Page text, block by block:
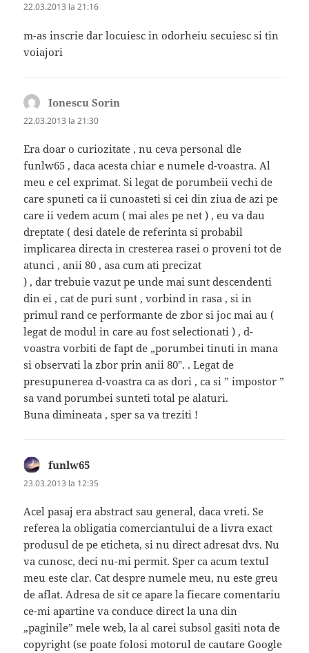
22.03.2013 la 21:16
m-as inscrie dar locuiesc in odorheiu secuiesc si tin
voiajori
Ionescu Sorin
22.03.2013 la 21:30
Era doar o curiozitate , nu ceva personal dle
funlw65 , daca acesta chiar e numele d-voastra. Al
meu e cel exprimat. Si legat de porumbeii vechi de
care spuneti ca ii cunoasteti si cei din ziua de azi pe
care ii vedem acum ( mai ales pe net ) , eu va dau
dreptate ( desi datele de referinta si probabil
implicarea directa in cresterea rasei o proveni tot de
atunci , anii 80 , asa cum ati precizat
) , dar trebuie vazut pe unde mai sunt descendenti
din ei , cat de puri sunt , vorbind in rasa , si in
primul rand ce performante de zbor si joc mai au (
legat de modul in care au fost selectionati ) , d-
voastra vorbiti de fapt de „porumbei tinuti in mana
si observati la zbor prin anii 80″. . Legat de
presupunerea d-voastra ca as dori , ca si ” impostor ”
sa vand porumbei sunteti total pe alaturi.
Buna dimineata , sper sa va treziti !
funlw65
23.03.2013 la 12:35
Acel pasaj era abstract sau general, daca vreti. Se
referea la obligatia comerciantului de a livra exact
produsul de pe eticheta, si nu direct adresat dvs. Nu
va cunosc, deci nu-mi permit. Sper ca acum textul
meu este clar. Cat despre numele meu, nu este greu
de aflat. Adresa de sit ce apare la fiecare comentariu
ce-mi apartine va conduce direct la una din
„paginile” mele web, la al carei subsol gasiti nota de
copyright (se poate folosi motorul de cautare Google